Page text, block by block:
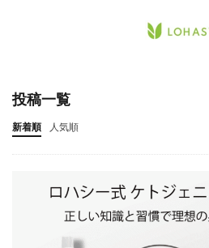
投稿一覧
新着順 人気順